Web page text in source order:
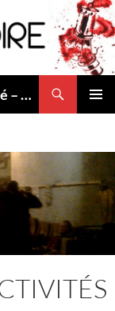
LA GUEULE NOIRE – Espace Autogéré – Saint Etienne